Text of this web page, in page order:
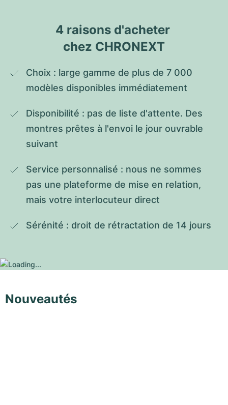
4 raisons d'acheter
chez CHRONEXT
Choix : large gamme de plus de 7 000
modèles disponibles immédiatement
Disponibilité : pas de liste d'attente. Des
montres prêtes à l'envoi le jour ouvrable
suivant
Service personnalisé : nous ne sommes
pas une plateforme de mise en relation,
mais votre interlocuteur direct
Sérénité : droit de rétractation de 14 jours
Nouveautés